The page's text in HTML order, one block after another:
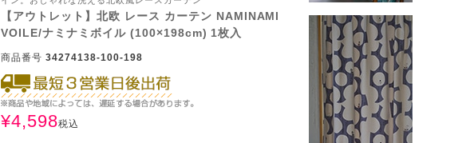
【アウトレット】北欧 レース カーテン NAMINAMI
VOILE/ナミナミボイル (100×198cm) 1枚入
商品番号 34274138-100-198
¥4,598税込